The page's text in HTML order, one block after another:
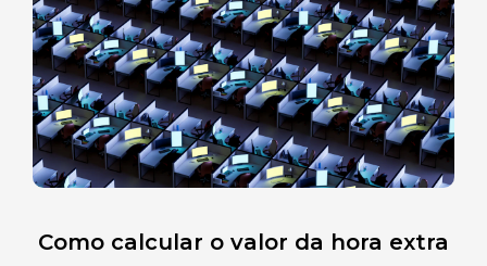
Como calcular o valor da hora extra